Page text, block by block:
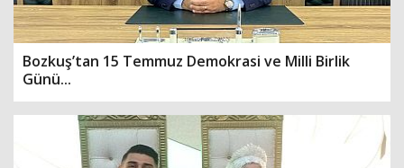
Bozkuş’tan 15 Temmuz Demokrasi ve Milli Birlik
Günü...